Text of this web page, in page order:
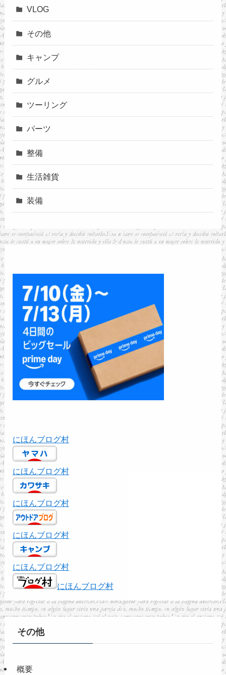
VLOG
その他
キャンプ
グルメ
ツーリング
パーツ
整備
生活雑貨
装備
にほんブログ村
にほんブログ村
にほんブログ村
にほんブログ村
にほんブログ村
にほんブログ村
その他
概要